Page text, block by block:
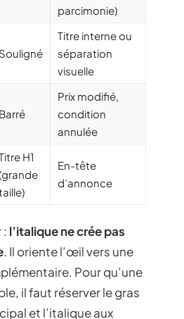
parcimonie)
Souligné
Titre interne ou
séparation
visuelle
Barré
Prix modifié,
condition
annulée
H1
En-tête
d’annonce
l’italique ne crée pas
. Il oriente l’œil vers une
Pour qu’une
il faut réserver le gras
et l’italique aux